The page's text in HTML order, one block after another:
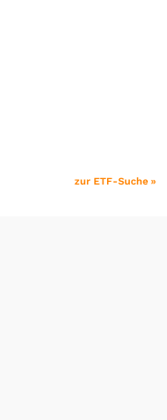
zur ETF-Suche »